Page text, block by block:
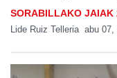
SORABILLAKO JAIAK
Lide Ruiz Telleria abu 07,